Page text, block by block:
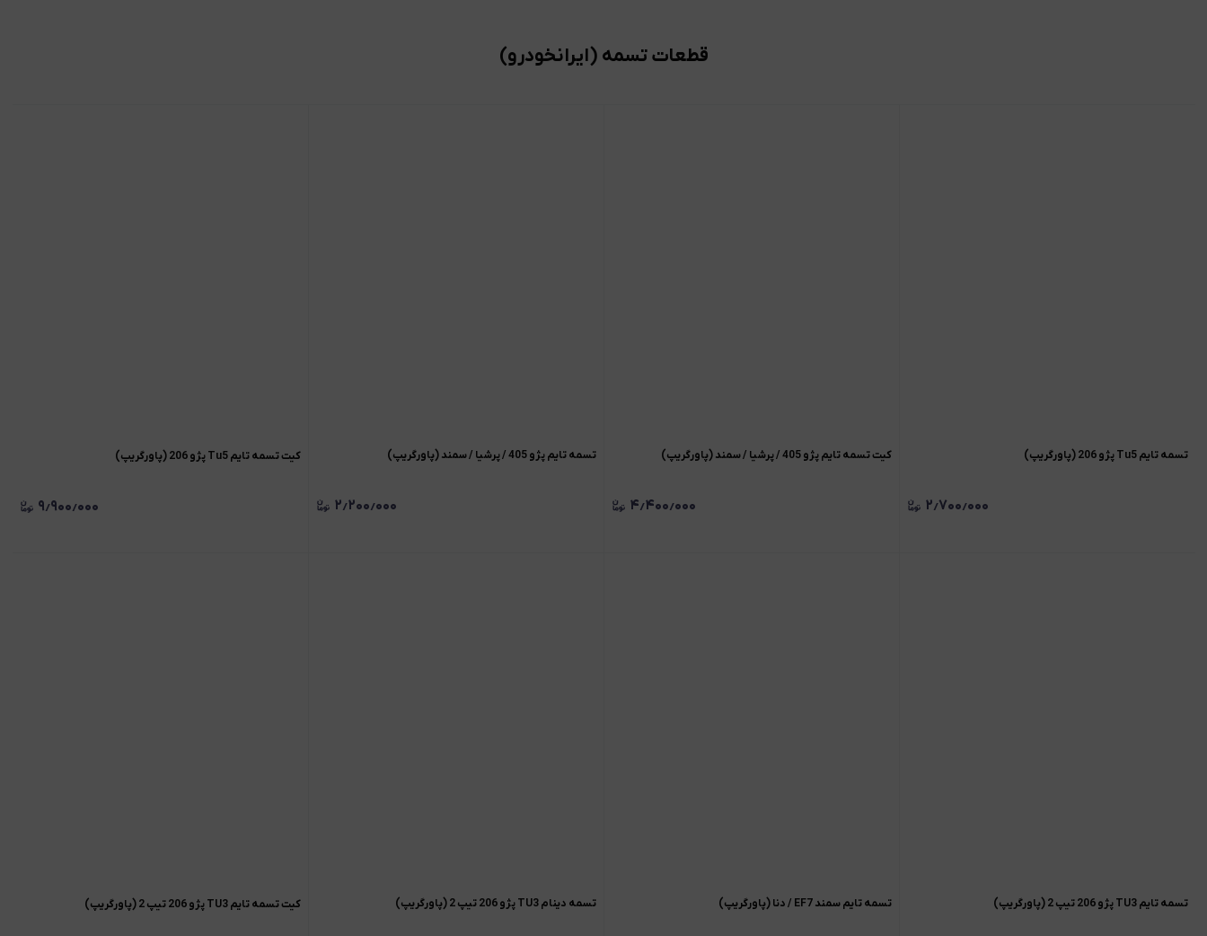
قطعات تسمه (ایرانخودرو)
تسمه تایم Tu5 پژو 206 (پاورگریپ)
۲٫۷۰۰٫۰۰۰
کیت تسمه تایم پژو 405 / پرشیا / سمند (پاورگریپ)
۴٫۴۰۰٫۰۰۰
تسمه تایم پژو 405 / پرشیا / سمند (پاورگریپ)
۲٫۲۰۰٫۰۰۰
کیت تسمه تایم Tu5 پژو 206 (پاورگریپ)
۹٫۹۰۰٫۰۰۰
تسمه تایم TU3 پژو 206 تیپ 2 (پاورگریپ) تسمه تایم سمند EF7 / دنا (پاورگریپ) تسمه دینام TU3 پژو 206 تیپ 2 (پاورگریپ) کیت تسمه تایم TU3 پژو 206 تیپ 2 (پاورگریپ)